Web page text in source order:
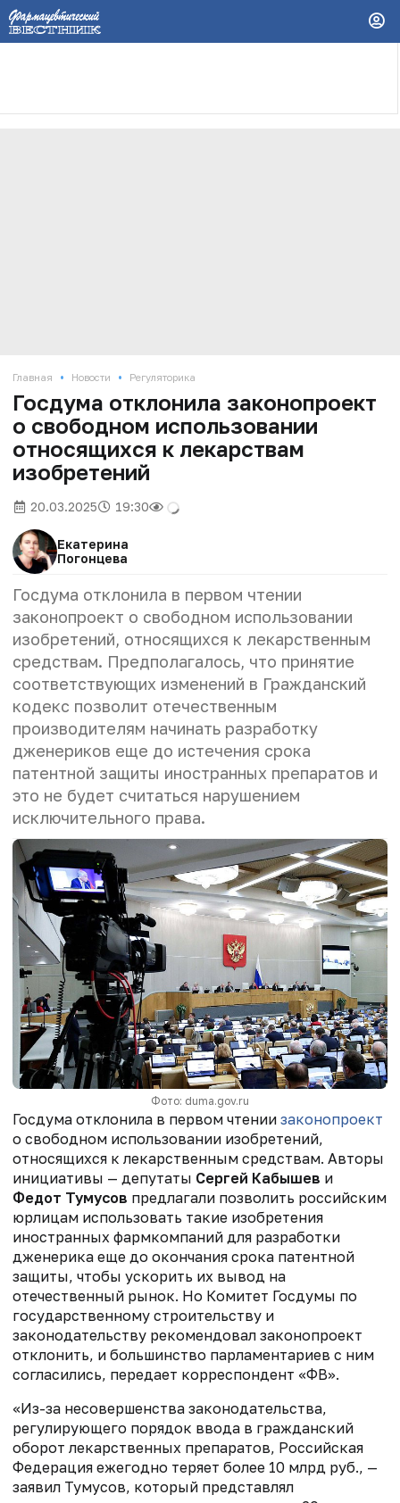
Главная • Новости • Регуляторика
Госдума отклонила законопроект
о свободном использовании
относящихся к лекарствам
изобретений
20.03.2025 19:30
Екатерина
Погонцева
Госдума отклонила в первом чтении
законопроект о свободном использовании
изобретений, относящихся к лекарственным
средствам. Предполагалось, что принятие
соответствующих изменений в Гражданский
кодекс позволит отечественным
производителям начинать разработку
дженериков еще до истечения срока
патентной защиты иностранных препаратов и
это не будет считаться нарушением
исключительного права.
Фото: duma.gov.ru
Госдума отклонила в первом чтении законопроект
о свободном использовании изобретений,
относящихся к лекарственным средствам. Авторы
инициативы — депутаты Сергей Кабышев и
Федот Тумусов предлагали позволить российским
юрлицам использовать такие изобретения
иностранных фармкомпаний для разработки
дженерика еще до окончания срока патентной
защиты, чтобы ускорить их вывод на
отечественный рынок. Но Комитет Госдумы по
государственному строительству и
законодательству рекомендовал законопроект
отклонить, и большинство парламентариев с ним
согласились, передает корреспондент «ФВ».
«Из-за несовершенства законодательства,
регулирующего порядок ввода в гражданский
оборот лекарственных препаратов, Российская
Федерация ежегодно теряет более 10 млрд руб., —
заявил Тумусов, который представлял